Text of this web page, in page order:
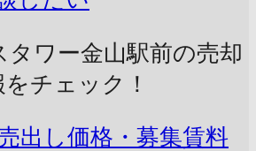
タワー金山駅前の売却
チェック！
出し価格・募集賃料